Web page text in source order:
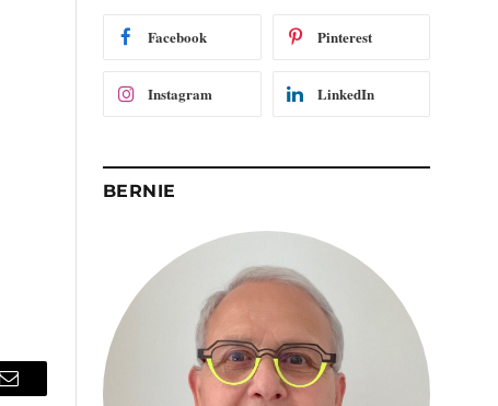
Email
Facebook Pinterest
Instagram LinkedIn
BERNIE